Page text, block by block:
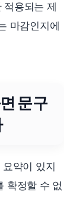
적용되는 제
마감인지에
문구
약이 있지
확정할 수 없